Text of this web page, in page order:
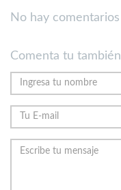
No hay comentarios
Comenta tu también